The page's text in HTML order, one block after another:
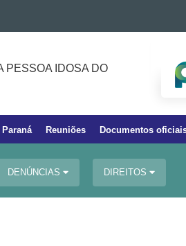
PESSOA IDOSA DO
Reuniões Documentos
DENÚNCIAS DIREITOS